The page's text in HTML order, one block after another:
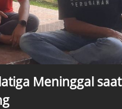
Meninggal saat